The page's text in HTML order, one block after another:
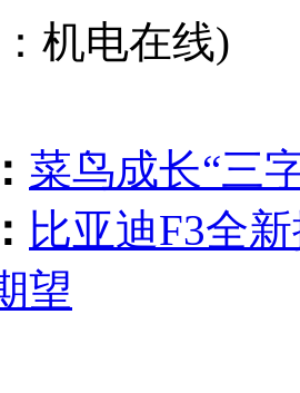
机电在线)
菜鸟成长“三
比亚迪F3全
望